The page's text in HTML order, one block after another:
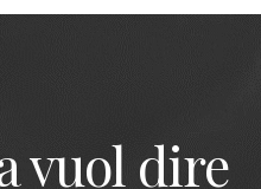
vuol dire